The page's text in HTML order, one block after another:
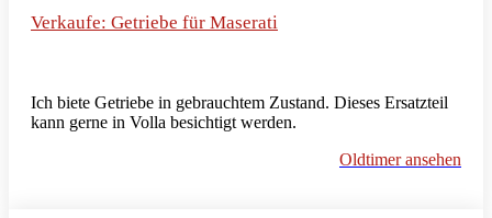
Verkaufe: Getriebe für Maserati
Ich biete Getriebe in gebrauchtem Zustand. Dieses Ersatzteil
kann gerne in Volla besichtigt werden.
Oldtimer ansehen